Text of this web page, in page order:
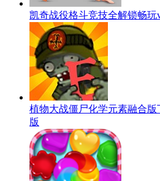
凯奇战役格斗竞技全解锁畅玩
植物大战僵尸化学元素融合版
版